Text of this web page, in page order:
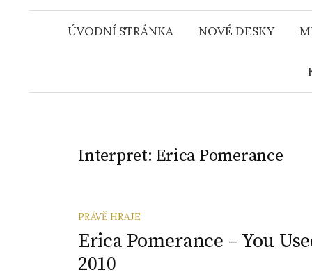
ÚVODNÍ STRÁNKA NOVÉ DESKY
Interpret: Erica Pomerance
PRÁVĚ HRAJE
Erica Pomerance – You
2010